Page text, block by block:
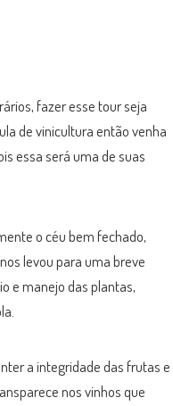
fazer esse tour seja
de vinicultura então venha
essa será uma de suas
o céu bem fechado,
levou para uma breve
e manejo das plantas,
a integridade das frutas e
nos vinhos que